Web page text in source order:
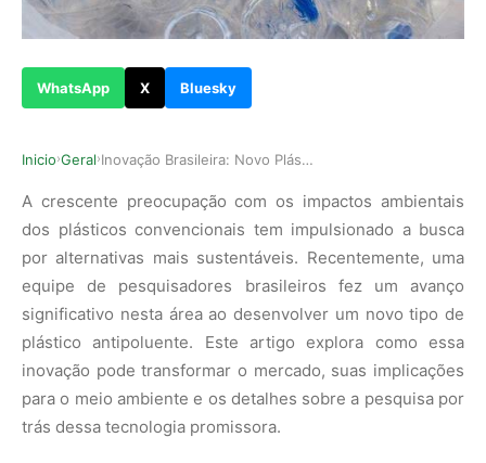
WhatsApp X Bluesky
Inicio›Geral› Inovação Brasileira: Novo Plástico Antipoluente…
A crescente preocupação com os impactos ambientais
dos plásticos convencionais tem impulsionado a busca
por alternativas mais sustentáveis. Recentemente, uma
equipe de pesquisadores brasileiros fez um avanço
significativo nesta área ao desenvolver um novo tipo de
plástico antipoluente. Este artigo explora como essa
inovação pode transformar o mercado, suas implicações
para o meio ambiente e os detalhes sobre a pesquisa por
trás dessa tecnologia promissora.